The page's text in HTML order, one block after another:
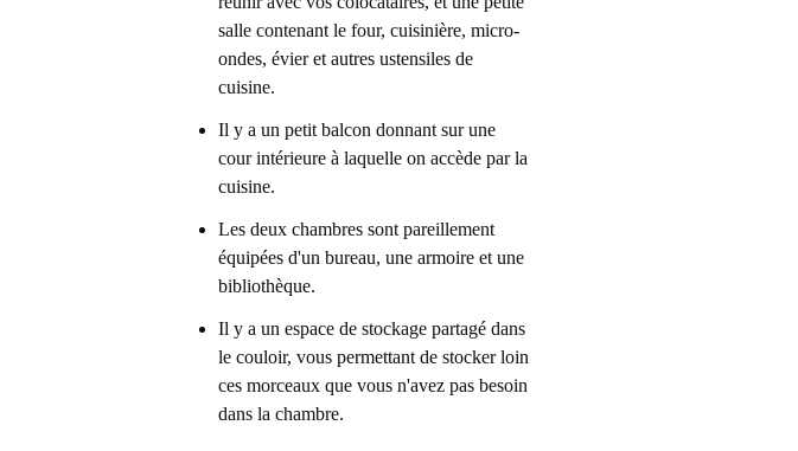
salle contenant le four, cuisinière, micro-
ondes, évier et autres ustensiles de
cuisine.
Il y a un petit balcon donnant sur une
cour intérieure à laquelle on accède par la
cuisine.
Les deux chambres sont pareillement
équipées d'un bureau, une armoire et une
bibliothèque.
Il y a un espace de stockage partagé dans
le couloir, vous permettant de stocker loin
ces morceaux que vous n'avez pas besoin
dans la chambre.